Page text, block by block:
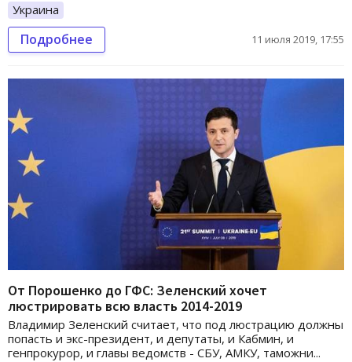
Украина
Подробнее 11 июля 2019, 17:55
От Порошенко до ГФС: Зеленский хочет
люстрировать всю власть 2014-2019
Владимир Зеленский считает, что под люстрацию должны
попасть и экс-президент, и депутаты, и Кабмин, и
генпрокурор, и главы ведомств - СБУ, АМКУ, таможни...